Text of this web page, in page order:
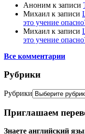
Аноним к записи
Михаил к записи
это учение
Михаил к записи
это учение
Все комментарии
Рубрики
Рубрики
Приглашаем
Знаете английский